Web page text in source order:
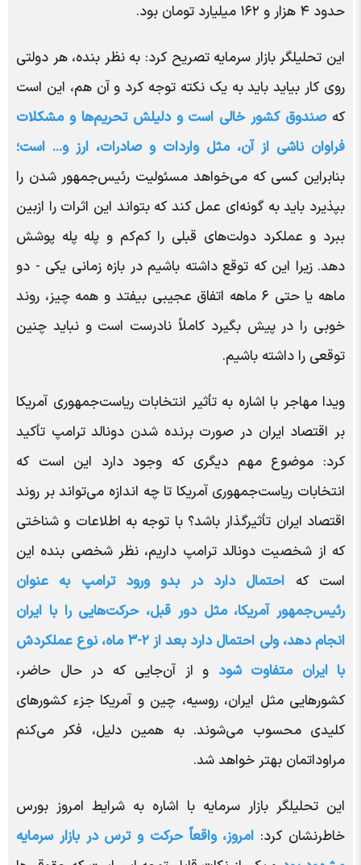
حدود ۴ هزار و ۱۶۲ میلیارد تومان بود.
این تحلیلگر بازار سرمایه تصریح کرد: به نظر بنده، هر دولتی
روی کار بیاید باید به یک نکته توجه کرد و آن هم، این است
کهصندوق کشور خالی است و دلیلش تحریم‌ها و مشکلات
فراوان ناشی از آن، مثل واردات و صادرات، ارز و... است؛
بنابراین کسی که می‌خواهد مسئولیت رئیس‌جمهور شدن را
بپذیرد باید به گونه‌ای عمل کند که بتواند این اثرات را ازبین
ببرد و عملکرد دولت‌های قبلی را کم‌کم و پله پله پوشش
دهد. زیرا این که توقع داشته باشیم در بازه زمانی یکی - دو
ماهه یا حتی ۶ ماهه اتفاق عجیبی بیفتد و همه چیز، روند
خوبی را در پیش بگیرد کاملاً نادرست است و نباید چنین
توقعی را داشته باشیم.
ویدا مهاجر با اشاره به تأثیر انتخابات ریاست‌جمهوری آمریکا
بر اقتصاد ایران در صورت برنده شدن دونالد ترامپ تأکید
کرد: موضوع مهم دیگری که وجود دارد این است که
انتخابات ریاست‌جمهوری آمریکا تا چه اندازه می‌تواند بر روند
اقتصاد ایران تأثیرگذار باشد؟ با توجه به اطلاعات و شناختی
که از شخصیت دونالد ترامپ داریم، نظر شخصی بنده این
است که احتمال دارد در بدو ورود ترامپ به عنوان
رئیس‌جمهور آمریکا، مثل دور قبل، حرکت‌هایی را با ایران
انجام دهد، ولی احتمال دارد بعد از ۲-۳ ماه، نوع عملکردش
با ایران متفاوت شود و از آن‌جایی که در حال حاضر،
کشور‌هایی مثل ایران، روسیه، چین و آمریکا جزء کشور‌های
کلیدی محسوب می‌شوند. به همین دلیل، فکر می‌کنم
مراوداتمان بهتر خواهد شد.
این تحلیلگر بازار سرمایه با اشاره به شرایط امروز بورس
خاطرنشان کرد: امروز، واقعاً حرکت و ترس در بازار سرمایه